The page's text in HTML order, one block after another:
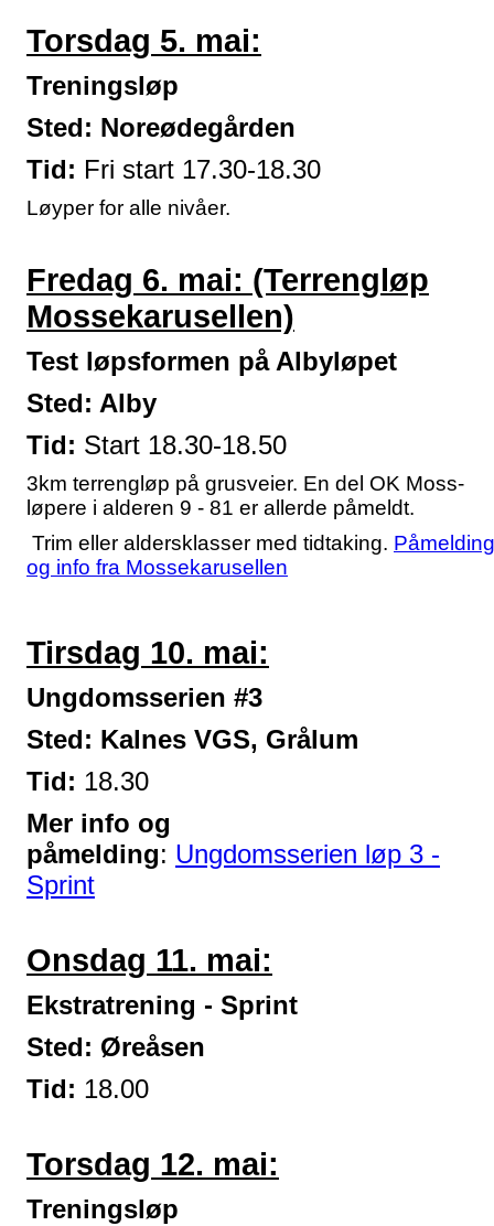
Torsdag 5. mai:
Treningsløp
Sted: Noreødegården
Tid: Fri start 17.30-18.30
Løyper for alle nivåer.
Fredag 6. mai: (Terrengløp
Mossekarusellen)
Test løpsformen på Albyløpet
Sted: Alby
Tid: Start 18.30-18.50
3km terrengløp på grusveier. En del OK Moss-
løpere i alderen 9 - 81 er allerde påmeldt.
Trim eller aldersklasser med tidtaking. Påmelding
og info fra Mossekarusellen
Tirsdag 10. mai:
Ungdomsserien #3
Sted: Kalnes VGS, Grålum
Tid: 18.30
Mer info og
påmelding: Ungdomsserien løp 3 -
Sprint
Onsdag 11. mai:
Ekstratrening - Sprint
Sted: Øreåsen
Tid: 18.00
Torsdag 12. mai:
Treningsløp